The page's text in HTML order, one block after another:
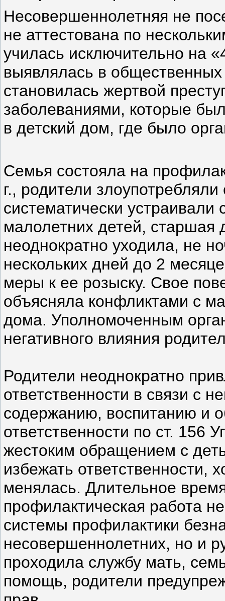
Несовершеннолетняя не
не аттестована по
училась исключительно на
выявлялась в
становилась жертвой
заболеваниями, которые
в детский дом, где было
Семья состояла на
г., родители
систематически устраивали
малолетних детей, старшая
неоднократно уходила, не
нескольких дней до 2
меры к ее розыску. Свое
объясняла конфликтами с
дома. Уполномоченным
негативного влияния
Родители неоднократно
ответственности в связи с
содержанию, воспитанию и
ответственности по ст. 156
жестоким обращением с
избежать ответственности,
менялась. Длительное
профилактическая работа
системы профилактики
несовершеннолетних, но и
проходила службу мать,
помощь, родители